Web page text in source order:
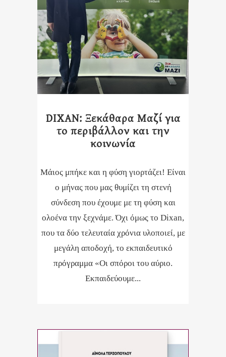
DIXAN: Ξεκάθαρα Μαζί για
το περιβάλλον και την
κοινωνία
Μάιος μπήκε και η φύση γιορτάζει! Είναι
ο μήνας που μας θυμίζει τη στενή
σύνδεση που έχουμε με τη φύση και
ολοένα την ξεχνάμε. Όχι όμως το Dixan,
που τα δύο τελευταία χρόνια υλοποιεί, με
μεγάλη αποδοχή, το εκπαιδευτικό
πρόγραμμα «Οι σπόροι του αύριο.
Εκπαιδεύουμε...